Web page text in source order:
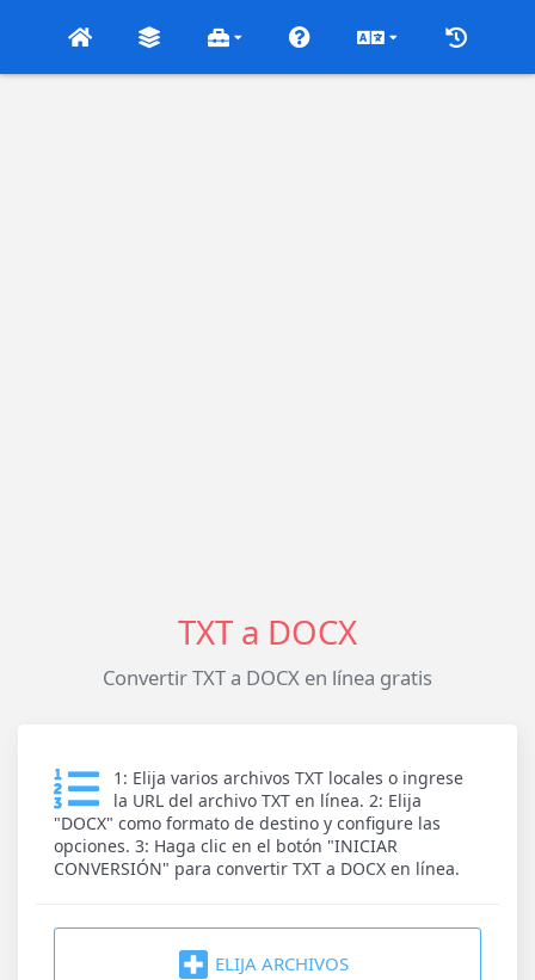
TXT a DOCX
Convertir TXT a DOCX en línea gratis
1: Elija varios archivos TXT locales o ingrese
la URL del archivo TXT en línea. 2: Elija
"DOCX" como formato de destino y configure las
opciones. 3: Haga clic en el botón "INICIAR
CONVERSIÓN" para convertir TXT a DOCX en línea.
ELIJA ARCHIVOS